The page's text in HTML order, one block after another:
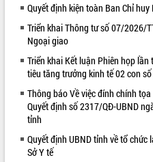
Khám bệnh, cấp phát thuốc miễn phí
và tặng quà người dân xã Cư Pui
Hội nghị UBND tỉnh Đắk Lắk thường kỳ
tháng 7/2026
Lễ truy tặng danh hiệu “Bà Mẹ Việt
Nam Anh hùng” và trao Huân chương
Lao động
UBND tỉnh Đắk Lắk triển khai nhiệm
Kỳ họp thứ Hai, Hội đồng nhân dân
ALBUM ẢNH
Quyết định kiện toàn Ban Chỉ
Triển khai Thông tư số 07/2026/
Ngoại giao
Triển khai Kết luận Phiên họp
tiêu tăng trưởng kinh tế 02 con
Thông báo Về việc đính chính
Quyết định số 2317/QĐ-UBND
tỉnh
Quyết định UBND tỉnh về tổ chức
Sở Y tế